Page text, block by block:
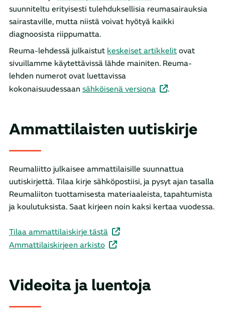
suunniteltu erityisesti tulehduksellisia reumasairauksia
sairastaville, mutta niistä voivat hyötyä kaikki
diagnoosista riippumatta.
Reuma-lehdessä julkaistut keskeiset artikkelit ovat
sivuillamme käytettävissä lähde mainiten. Reuma-
lehden numerot ovat luettavissa
kokonaisuudessaan sähköisenä versiona .
Ammattilaisten uutiskirje
Reumaliitto julkaisee ammattilaisille suunnattua
uutiskirjettä. Tilaa kirje sähköpostiisi, ja pysyt ajan tasalla
Reumaliiton tuottamisesta materiaaleista, tapahtumista
ja koulutuksista. Saat kirjeen noin kaksi kertaa vuodessa.
Tilaa ammattilaiskirje tästä
Ammattilaiskirjeen arkisto
Videoita ja luentoja